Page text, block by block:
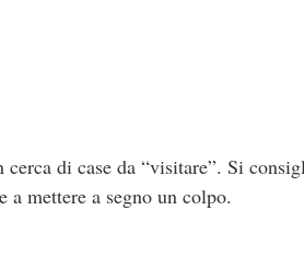
di case da “visitare”. Si
a mettere a segno un colpo.